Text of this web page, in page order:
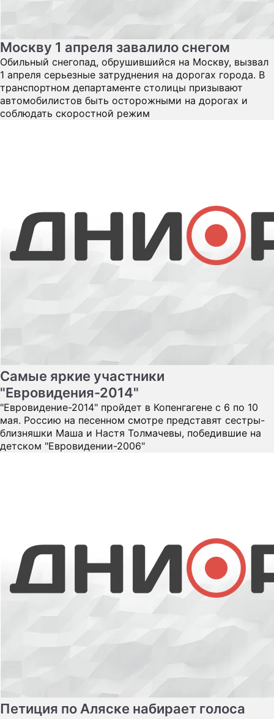
Москву 1 апреля завалило снегом
Обильный снегопад, обрушившийся на Москву, вызвал
1 апреля серьезные затруднения на дорогах города. В
транспортном департаменте столицы призывают
автомобилистов быть осторожными на дорогах и
соблюдать скоростной режим
Самые яркие участники
"Евровидение-2014" пройдет в Копенгагене с 6 по 10
мая. Россию на песенном смотре представят сестры-
близняшки Маша и Настя Толмачевы, победившие на
детском "Евровидении-2006"
Петиция по Аляске набирает голоса
Петиция о присоединении Аляски к России набрала
американские власти официально ответили на
петицию, обращение, размещенное на сайте Белого
дома, до 20 апреля должны подписать не менее 100